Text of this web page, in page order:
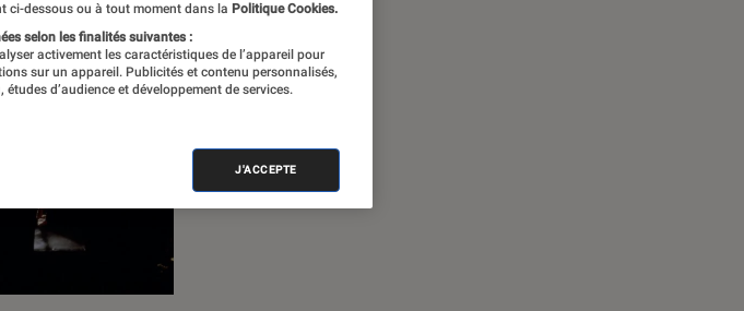
ci-dessous ou à tout moment dans la Politique Cookies.
selon les finalités suivantes :
activement les caractéristiques de l’appareil pour
sur un appareil. Publicités et contenu personnalisés,
d’audience et développement de services.
J'ACCEPTE